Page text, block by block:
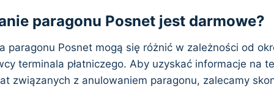
paragonu Posnet jest darmowe?
paragonu Posnet mogą się różnić w zależności od
terminala płatniczego. Aby uzyskać informacje na
związanych z anulowaniem paragonu, zalecamy